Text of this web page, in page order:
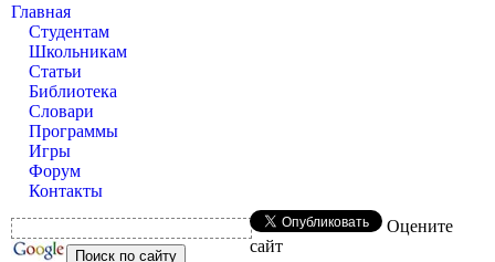
Главная
Студентам
Школьникам
Статьи
Библиотека
Словари
Программы
Игры
Форум
Контакты
Оцените
сайт